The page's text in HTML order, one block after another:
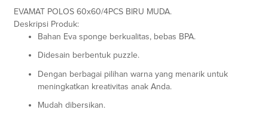
EVAMAT POLOS 60x60/4PCS BIRU MUDA.
Deskripsi Produk:
Bahan Eva sponge berkualitas, bebas BPA.
Didesain berbentuk puzzle.
Dengan berbagai pilihan warna yang menarik untuk
meningkatkan kreativitas anak Anda.
Mudah dibersikan.